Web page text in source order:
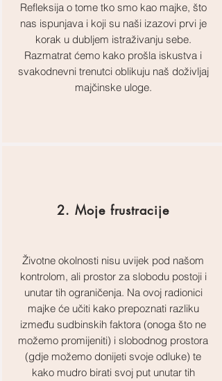
Refleksija o tome tko smo kao majke, što
nas ispunjava i koji su naši izazovi prvi je
korak u dubljem istraživanju sebe.
Razmatrat ćemo kako prošla iskustva i
svakodnevni trenutci oblikuju naš doživljaj
majčinske uloge.
2. Moje frustracije
Životne okolnosti nisu uvijek pod našom
kontrolom, ali prostor za slobodu postoji i
unutar tih ograničenja. Na ovoj radionici
majke će učiti kako prepoznati razliku
između sudbinskih faktora (onoga što ne
možemo promijeniti) i slobodnog prostora
(gdje možemo donijeti svoje odluke) te
kako mudro birati svoj put unutar tih